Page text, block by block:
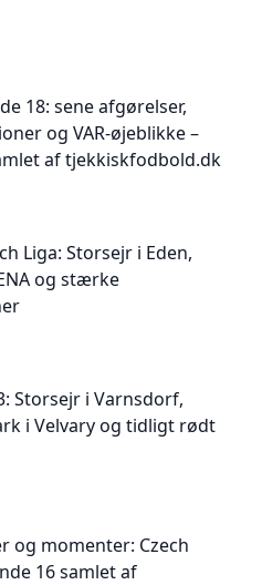
18: sene afgørelser,
og VAR-øjeblikke –
af tjekkiskfodbold.dk
Liga: Storsejr i Eden,
og stærke
Storsejr i Varnsdorf,
i Velvary og tidligt rødt
og momenter: Czech
16 samlet af